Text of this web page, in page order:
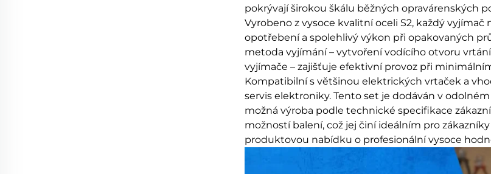
pokrývají širokou škálu běžných opravárenských
Vyrobeno z vysoce kvalitní oceli S2, každý
opotřebení a spolehlivý výkon při opakovaných
metoda vyjímání – vytvoření vodícího otvoru
vyjímače – zajišťuje efektivní provoz při
Kompatibilní s většinou elektrických vrtaček a
servis elektroniky. Tento set je dodáván v
možná výroba podle technické specifikace
možností balení, což jej činí ideálním pro
produktovou nabídku o profesionální vysoce